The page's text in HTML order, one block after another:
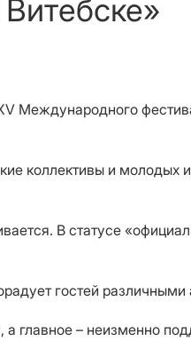
Международного
коллективы и молодых
В статусе
гостей
главное – неизменно